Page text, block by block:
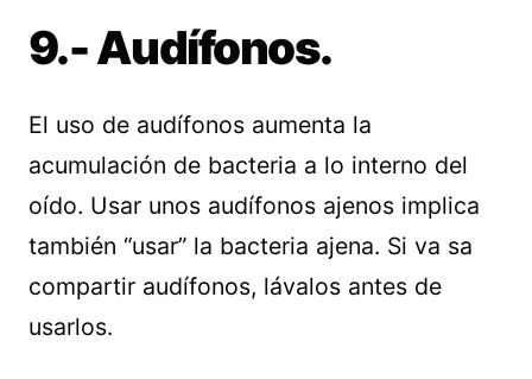
9.- Audífonos.
El uso de audífonos aumenta la
acumulación de bacteria a lo interno del
oído. Usar unos audífonos ajenos implica
también “usar” la bacteria ajena. Si va sa
compartir audífonos, lávalos antes de
usarlos.